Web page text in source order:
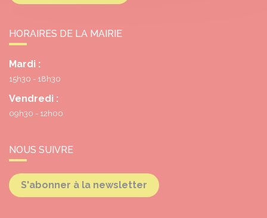
HORAIRES DE LA MAIRIE
Mardi :
15h30 - 18h30
Vendredi :
09h30 - 12h00
NOUS SUIVRE
S'abonner à la newsletter